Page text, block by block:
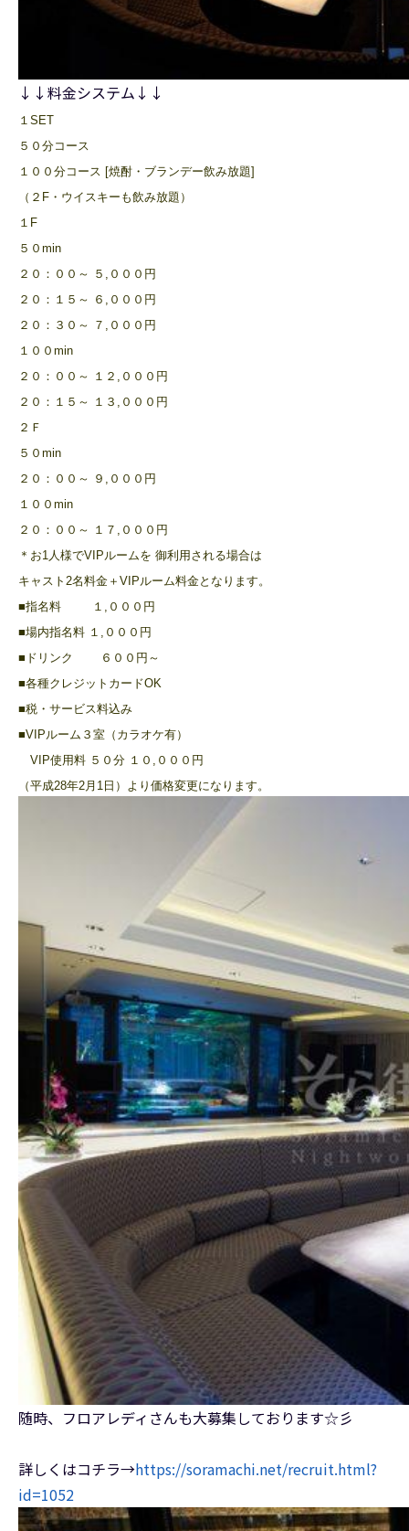
↓↓料金システム↓↓
１SET
５０分コース
１００分コース [焼酎・ブランデー飲み放題]
（２F・ウイスキーも飲み放題）
１F
５０min
２０：００～ ５,０００円
２０：１５～ ６,０００円
２０：３０～ ７,０００円
１００min
２０：００～ １２,０００円
２０：１５～ １３,０００円
２Ｆ
５０min
２０：００～ ９,０００円
１００min
２０：００～ １７,０００円
＊お1人様でVIPルームを 御利用される場合は
キャスト2名料金＋VIPルーム料金となります。
■指名料 １,０００円
■場内指名料 １,０００円
■ドリンク ６００円～
■各種クレジットカードOK
■税・サービス料込み
■VIPルーム３室（カラオケ有）
VIP使用料 ５０分 １０,０００円
（平成28年2月1日）より価格変更になります。
随時、フロアレディさんも大募集しております☆彡
詳しくはコチラ→https://soramachi.net/recruit.html?
id=1052